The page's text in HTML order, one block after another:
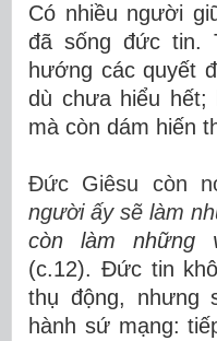
Có nhiều người
đã sống đức tin.
hướng các quyết
dù chưa hiểu hết;
mà còn dám hiến
Đức Giêsu còn
người ấy sẽ làm
còn làm những
(c.12). Đức tin
thụ động, nhưng
hành sứ mạng: